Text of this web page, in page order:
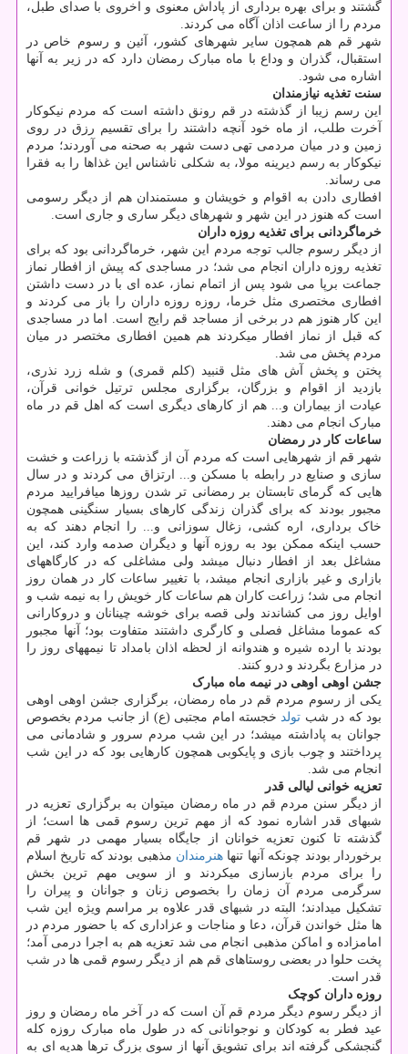
گشتند و برای بهره برداری از پاداش معنوی و اخروی با صدای طبل،
مردم را از ساعت اذان آگاه می کردند.
شهر قم هم همچون سایر شهرهای کشور، آئین و رسوم خاص در
استقبال، گذران و وداع با ماه مبارک رمضان دارد که در زیر به آنها
اشاره می شود.
سنت تغذیه نیازمندان
این رسم زیبا از گذشته در قم رونق داشته است که مردم نیکوکار
آخرت طلب، از ماه خود آنچه داشتند را برای تقسیم رزق در روی
زمین و در میان مردمی تهی دست شهر به صحنه می آوردند؛ مردم
نیکوکار به رسم دیرینه مولا، به شکلی ناشناس این غذاها را به فقرا
می رساند.
افطاری دادن به اقوام و خویشان و مستمندان هم از دیگر رسومی
است که هنوز در این شهر و شهرهای دیگر ساری و جاری است.
خرماگردانی برای تغذیه روزه داران
از دیگر رسوم جالب توجه مردم این شهر، خرماگردانی بود که برای
تغذیه روزه داران انجام می‏ شد؛ در مساجدی که پیش از افطار نماز
جماعت برپا می شود پس از اتمام نماز، عده ای با در دست داشتن
افطاری مختصری مثل خرما، روزه روزه داران را باز می کردند و
این کار هنوز هم در برخی از مساجد قم رایج است. اما در مساجدی
که قبل از نماز افطار می‎کردند هم همین افطاری مختصر در میان
مردم پخش می شد.
پختن و پخش آش های مثل قنبید (کلم قمری) و شله زرد نذری،
بازدید از اقوام و بزرگان، برگزاری مجلس ترتیل خوانی قرآن،
عیادت از بیماران و... هم از کارهای دیگری است که اهل قم در ماه
مبارک انجام می دهند.
ساعات کار در رمضان
شهر قم از شهرهایی است که مردم آن از گذشته با زراعت و خشت
سازی و صنایع در رابطه با مسکن و... ارتزاق می ‏کردند و در سال
هایی که گرمای تابستان بر رمضانی تر شدن روزها می‎افرایید مردم
مجبور بودند که برای گذران زندگی کارهای بسیار سنگینی همچون
خاک برداری، اره کشی، زغال سوزانی و... را انجام دهند که به
حسب اینکه ممکن بود به روزه آنها و دیگران صدمه وارد کند، این
مشاغل بعد از افطار دنبال می‎شد ولی مشاغلی که در کارگاه‎های
بازاری و غیر بازاری انجام می‎شد، با تغییر ساعات کار در همان روز
انجام می شد؛ زراعت کاران هم ساعات کار خویش را به نیمه شب و
اوایل روز می کشاندند ولی قصه برای خوشه چینانان و دروکارانی
که عموما مشاغل فصلی و کارگری داشتند متفاوت بود؛ آنها مجبور
بودند با ارده شیره و هندوانه از لحظه اذان بامداد تا نیمه‎های روز را
در مزارع بگردند و درو کنند.
جشن اوهی اوهی در نیمه ماه مبارک
یکی از رسوم مردم قم در ماه رمضان، برگزاری جشن اوهی اوهی
بود که در شب تولد خجسته امام مجتبی (ع) از جانب مردم بخصوص
جوانان به پاداشته می‎شد؛ در این شب مردم سرور و شادمانی می
پرداختند و چوب بازی و پایکوبی همچون کارهایی بود که در این شب
انجام می شد.
تعزیه خوانی لیالی قدر
از دیگر سنن مردم قم در ماه رمضان می‎توان به برگزاری تعزیه در
شبهای قدر اشاره نمود که از مهم ترین رسوم قمی ها است؛ از
گذشته تا کنون تعزیه خوانان از جایگاه بسیار مهمی در شهر قم
برخوردار بودند چونکه آنها تنها هنرمندان مذهبی بودند که تاریخ اسلام
را برای مردم بازسازی می‎کردند و از سویی مهم ترین بخش
سرگرمی مردم آن زمان را بخصوص زنان و جوانان و پیران را
تشکیل می‎دادند؛ البته در شبهای قدر علاوه بر مراسم ویژه این شب
ها مثل خواندن قرآن، دعا و مناجات و عزاداری که با حضور مردم در
امامزاده و اماکن مذهبی انجام می شد تعزیه هم به اجرا درمی آمد؛
پخت حلوا در بعضی روستاهای قم هم از دیگر رسوم قمی ها در شب
قدر است.
روزه داران کوچک
از دیگر رسوم دیگر مردم قم آن است که در آخر ماه رمضان و روز
عید فطر به کودکان و نوجوانانی که در طول ماه مبارک روزه کله
گنجشکی گرفته اند برای تشویق آنها از سوی بزرگ ترها هدیه ای به